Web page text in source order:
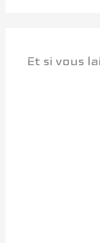
Et si vous